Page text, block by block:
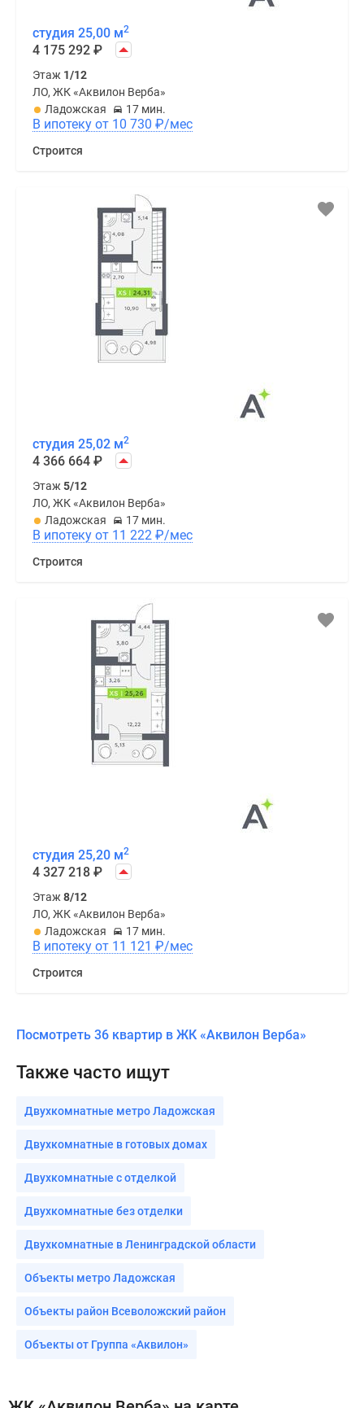
студия 25,00 м2
4 175 292 ₽
Этаж 1/12
ЛО, ЖК «Аквилон Верба»
Ладожская
17 мин.
В ипотеку от 10 730 ₽/мес
Строится
студия 25,02 м2
4 366 664 ₽
Этаж5/12
ЛО, ЖК «Аквилон Верба»
Ладожская
17 мин.
В ипотеку от 11 222 ₽/мес
Строится
студия 25,20 м2
4 327 218 ₽
Этаж8/12
ЛО, ЖК «Аквилон Верба»
Ладожская
17 мин.
В ипотеку от 11 121 ₽/мес
Строится
Посмотреть 36 квартир в ЖК «Аквилон Верба»
Также часто ищут
Двухкомнатные метро Ладожская
Двухкомнатные в готовых домах
Двухкомнатные с отделкой
Двухкомнатные без отделки
Двухкомнатные в Ленинградской области
Объекты метро Ладожская
Объекты район Всеволожский район
Объекты от Группа «Аквилон»